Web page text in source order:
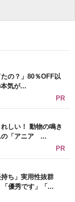
の？」80％OFF以
気が...
PR
しい！ 動物の鳴き
の「アニア ...
PR
持ち」実用性抜群
優秀です」「...